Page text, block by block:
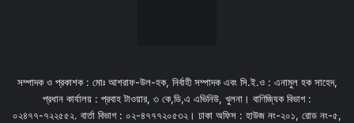
সম্পাদক ও প্রকাশক : মোঃ আশরাফ-উল-হক, নির্বাহী সম্পাদক এবং সি.ই.ও : এনামুল হক সাহেদ,
প্রধান কার্যালয় : প্রবাহ টাওয়ার, ৩ কে,ডি,এ এভিনিউ, খুলনা। বাণিজ্যিক বিভাগ :
০২৪৭৭-৭২২৫৫২. বার্তা বিভাগ : ০২-৪৭৭৭২০৫৩২। ঢাকা অফিস : হাউজ নং-২০১, রোড নং-৫,